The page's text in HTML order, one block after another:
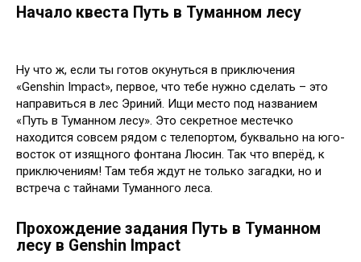
Начало квеста Путь в Туманном лесу
Ну что ж, если ты готов окунуться в приключения
«Genshin Impact», первое, что тебе нужно сделать – это
направиться в лес Эриний. Ищи место под названием
«Путь в Туманном лесу». Это секретное местечко
находится совсем рядом с телепортом, буквально на юго-
восток от изящного фонтана Люсин. Так что вперёд, к
приключениям! Там тебя ждут не только загадки, но и
встреча с тайнами Туманного леса.
Прохождение задания Путь в Туманном
лесу в Genshin Impact